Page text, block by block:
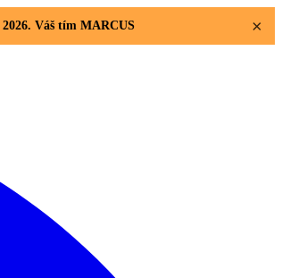
Váš tím MARCUS ×